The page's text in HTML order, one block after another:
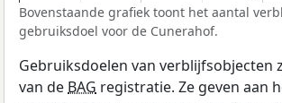
Bovenstaande grafiek toont het aantal
gebruiksdoel voor de Cunerahof.
Gebruiksdoelen van verblijfsobjecten
van de BAG registratie. Ze geven aan